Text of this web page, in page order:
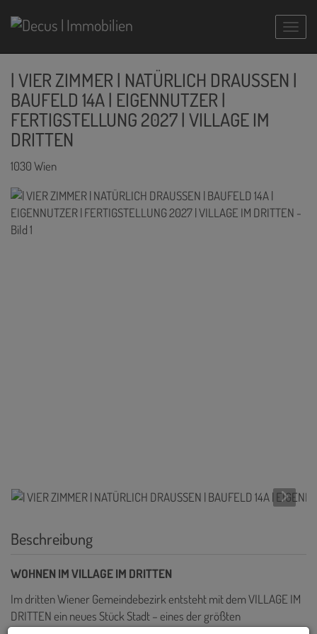
| VIER ZIMMER | NATÜRLICH DRAUSSEN |
BAUFELD 14A | EIGENNUTZER |
FERTIGSTELLUNG 2027 | VILLAGE IM
DRITTEN
1030 Wien
Beschreibung
WOHNEN IM VILLAGE IM DRITTEN
Im dritten Wiener Gemeindebezirk entsteht mit dem VILLAGE IM
DRITTEN ein neues Stück Stadt – eines der größten